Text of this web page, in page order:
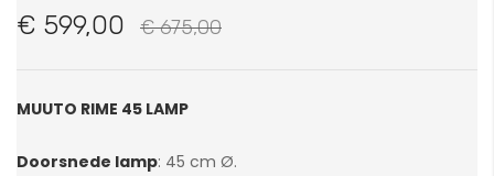
begin
van
gallerij
€ 599,00 € 675,00
MUUTO RIME 45 LAMP
Doorsnede lamp: 45 cm Ø.